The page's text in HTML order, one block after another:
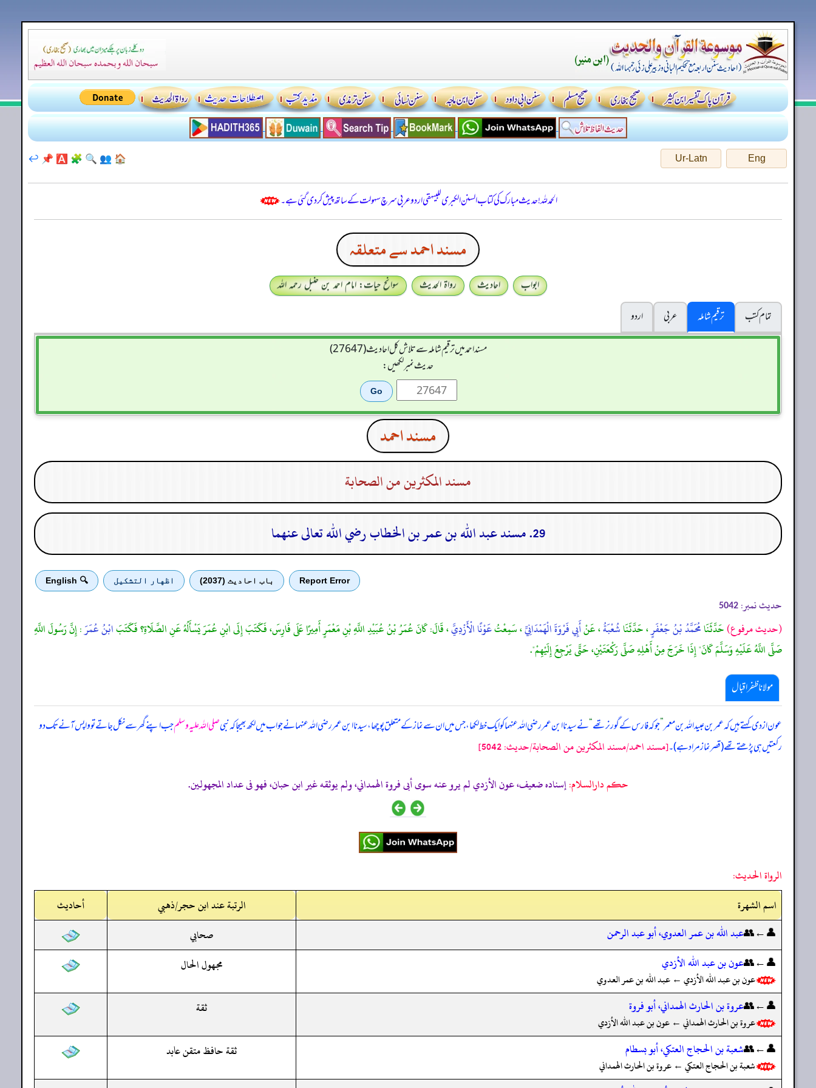
Eng
Ur-Latn
🏠
👥
🔍
🧩
🅰️
📌
↩️
الحمدللہ! حدیث مبارک کی کتاب السنن الكبرى للبيهقي اردو عربی سرچ سہولت کے ساتھ پیش کر دی گئی ہے۔
مسند احمد سے متعلقہ
ابواب احادیث رواۃ الحدیث
سوانح حیات: امام احمد بن حنبل رحمہ اللہ
تمام کتب
ترقیم شاملہ عربی
اردو
مسند احمد میں ترقیم شاملہ سے تلاش کل احادیث (27647)
حدیث نمبر لکھیں:
مسند احمد
مسند المكثرين من الصحابة
29. مسند عبد الله بن عمر بن الخطاب رضي الله تعالى عنهما
Report Error باب احادیث (2037) اظهار التشكيل 🔍 English
حدیث نمبر: 5042
(حديث مرفوع)حَدَّثَنَامُحَمَّدُ بْنُ جَعْفَرٍ، حَدَّثَنَاشُعْبَةُ، عَنْأَبِي فَرْوَةَ الْهَمْدَانِيِّ، سَمِعْتُعَوْنًا الْأَزْدِيَّ، قَالَ: كَانَ عُمَرُ بْنُ عُبَيْدِ اللَّهِ بْنِ مَعْمَرٍ أَمِيرًا عَلَى فَارِسَ، فَكَتَبَ إِلَى ابْنِ عُمَرَ يَسْأَلُهُ عَنِ الصَّلَاةِ؟ فَكَتَبَابْنُ عُمَرَ: إِنَّ رَسُولَ اللَّهِ
صَلَّى اللَّهُ عَلَيْهِ وَسَلَّمَ كَانَ" إِذَا خَرَجَ مِنْ أَهْلِهِ صَلَّى رَكْعَتَيْنِ، حَتَّى يَرْجِعَ إِلَيْهِمْ".
مولانا ظفر اقبال
عون ازدی کہتے ہیں کہ عمر بن عبیداللہ بن معمر”جو کہ فارس کے گورنر تھے“نے سیدنا ابن عمر رضی اللہ عنہما کو ایک خط لکھا، جس میں ان سے نماز کے متعلق پوچھا، سیدنا ابن عمر رضی اللہ عنہما نے جواب میں لکھ بھیجا کہ نبیصلی اللہ علیہ وسلمجب اپنے گھر سے نکل جاتے تو واپس آنے تک دو
رکعتیں ہی پڑھتے تھے (قصر نماز مراد ہے)۔[مسند احمد/مسند المكثرين من الصحابة/حدیث: 5042]
حکم دارالسلام:إسناده ضعيف، عون الأزدي لم يرو عنه سوى أبى فروة الهمداني، ولم يوثقه غير ابن حبان، فهو فى عداد المجهولين.
الرواة الحديث:
اسم الشهرة
الرتبة عند ابن حجر/ذهبي
أحاديث
👤←👥عبد الله بن عمر العدوي، أبو عبد الرحمن
صحابي
👤←👥عون بن عبد الله الأزدي
عون بن عبد الله الأزدي ← عبد الله بن عمر العدوي
مجهول الحال
👤←👥عروة بن الحارث الهمداني، أبو فروة
عروة بن الحارث الهمداني ← عون بن عبد الله الأزدي
ثقة
👤←👥شعبة بن الحجاج العتكي، أبو بسطام
شعبة بن الحجاج العتكي ← عروة بن الحارث الهمداني
ثقة حافظ متقن عابد